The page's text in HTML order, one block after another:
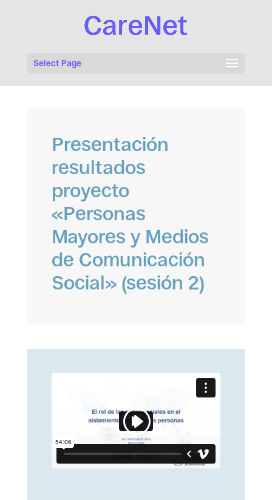
Select Page
Presentación
resultados
proyecto
«Personas
Mayores y Medios
de Comunicación
Social» (sesión 2)